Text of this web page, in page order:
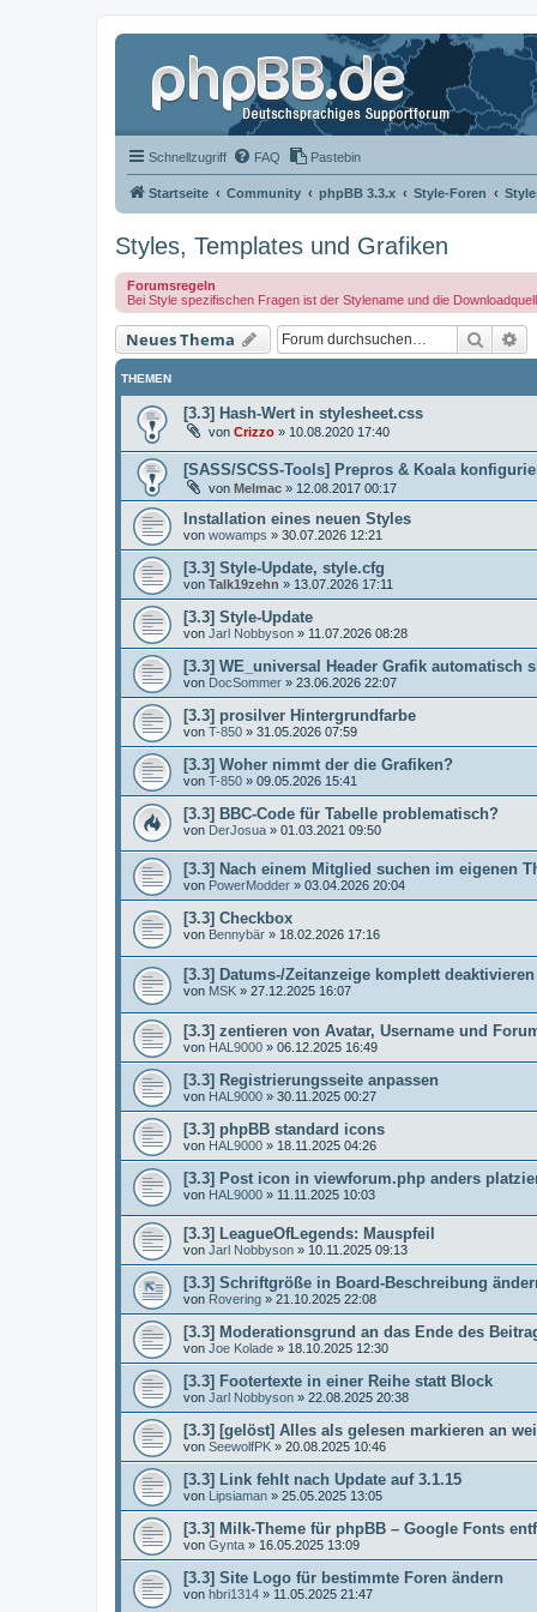
Schnellzugriff FAQ Pastebin
Startseite Community phpBB 3.3.x Style-Foren
Styles, Templates und Grafiken
Forumsregeln
Bei Style spezifischen Fragen ist der Stylename und die
Neues Thema Suche
THEMEN
[3.3] Hash-Wert in stylesheet.css
von Crizzo » 10.08.2020 17:40
[SASS/SCSS-Tools] Prepros & Koala
von Melmac » 12.08.2017 00:17
Installation eines neuen Styles
von wowamps » 30.07.2026 12:21
[3.3] Style-Update, style.cfg
von Talk19zehn » 13.07.2026 17:11
[3.3] Style-Update
von Jarl Nobbyson » 11.07.2026 08:28
[3.3] WE_universal Header Grafik automatisch
von DocSommer » 23.06.2026 22:07
[3.3] prosilver Hintergrundfarbe
von T-850 » 31.05.2026 07:59
[3.3] Woher nimmt der die Grafiken?
von T-850 » 09.05.2026 15:41
[3.3] BBC-Code für Tabelle problematisch?
von DerJosua » 01.03.2021 09:50
[3.3] Nach einem Mitglied suchen im eigenen
von PowerModder » 03.04.2026 20:04
[3.3] Checkbox
von Bennybär » 18.02.2026 17:16
[3.3] Datums-/Zeitanzeige komplett deaktivieren
von MSK » 27.12.2025 16:07
[3.3] zentieren von Avatar, Username und
von HAL9000 » 06.12.2025 16:49
[3.3] Registrierungsseite anpassen
von HAL9000 » 30.11.2025 00:27
[3.3] phpBB standard icons
von HAL9000 » 18.11.2025 04:26
[3.3] Post icon in viewforum.php anders
von HAL9000 » 11.11.2025 10:03
[3.3] LeagueOfLegends: Mauspfeil
von Jarl Nobbyson » 10.11.2025 09:13
[3.3] Schriftgröße in Board-Beschreibung
von Rovering » 21.10.2025 22:08
[3.3] Moderationsgrund an das Ende des
von Joe Kolade » 18.10.2025 12:30
[3.3] Footertexte in einer Reihe statt Block
von Jarl Nobbyson » 22.08.2025 20:38
[3.3] [gelöst] Alles als gelesen markieren an
von SeewolfPK » 20.08.2025 10:46
[3.3] Link fehlt nach Update auf 3.1.15
von Lipsiaman » 25.05.2025 13:05
[3.3] Milk-Theme für phpBB – Google Fonts
von Gynta » 16.05.2025 13:09
[3.3] Site Logo für bestimmte Foren ändern
von hbri1314 » 11.05.2025 21:47